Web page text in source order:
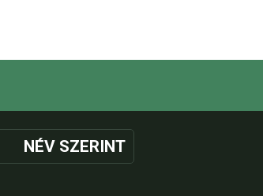
NÉV SZERINT